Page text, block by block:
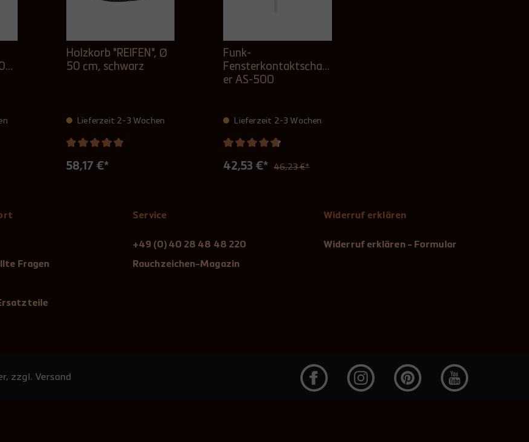
Holzkorb "REIFEN", Ø
50 cm, schwarz
Lieferzeit 2-3 Wochen
58,17 €*
Funk-
Fensterkontaktschalt
er AS-500
Lieferzeit 2-3 Wochen
42,53 €* 46,23 €*
Fragen
Service
+49 (0) 40 28 48 48 220
Rauchzeichen-Magazin
Widerruf erklären
Widerruf erklären - Formular
zzgl. Versand